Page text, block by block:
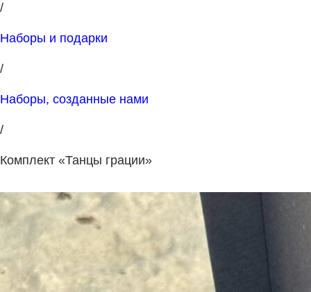
/
Наборы и подарки
/
Наборы, созданные нами
/
Комплект «Танцы грации»